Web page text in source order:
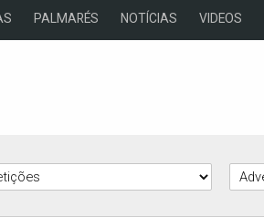
PALMARÉS NOTÍCIAS VIDEOS